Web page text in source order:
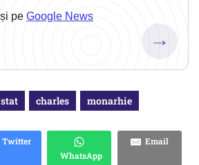
pe Google News
→
stat charles monarhie
Twitter
WhatsApp
Email